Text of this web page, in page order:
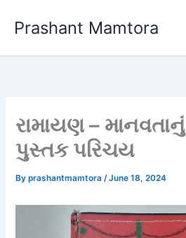
Prashant Mamtora
રામાયણ –
પુસ્તક પરિચય
Byprashantmamtora/June 18, 2024